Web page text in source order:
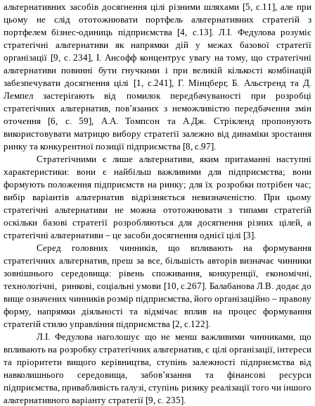
альтернативних засобів досягнення цілі різними шляхами [5, с.11], але при
цьому не слід ототожнювати портфель альтернативних стратегій з
портфелем бізнес-одиниць підприємства [4, с.13]. Л.І. Федулова розуміє
стратегічні альтернативи як напрямки дій у межах базової стратегії
організації [9, с. 234], І. Ансофф концентрує увагу на тому, що стратегічні
альтернативи повинні бути гнучкими і при великій кількості комбінацій
забезпечувати досягнення цілі [1, с.241], Г. Мінцберг, Б. Альстренд та Д.
Лемпел застерігають від помилок передбачуваності при розробці
стратегічних альтернатив, пов’язаних з неможливістю передбачення змін
оточення [6, с. 59], А.А. Томпсон та А.Дж. Стрікленд пропонують
використовувати матрицю вибору стратегії залежно від динаміки зростання
ринку та конкурентної позиції підприємства [8, с.97].
Стратегічними є лише альтернативи, яким притаманні наступні
характеристики: вони є найбільш важливими для підприємства; вони
формують положення підприємств на ринку; для їх розробки потрібен час;
вибір варіантів альтернатив відрізняється невизначеністю. При цьому
стратегічні альтернативи не можна ототожнювати з типами стратегій
оскільки базові стратегії розробляються для досягнення різних цілей, а
стратегічні альтернативи – це засоби досягнення однієї цілі [3].
Серед головних чинників, що впливають на формування
стратегічних альтернатив, преш за все, більшість авторів визначає чинники
зовнішнього середовища: рівень споживання, конкуренції, економічні,
технологічні, ринкові, соціальні умови [10, с.267]. Балабанова Л.В. додає до
вище означених чинників розмір підприємства, його організаційно – правову
форму, напрямки діяльності та відмічає вплив на процес формування
стратегій стилю управління підприємства [2, с.122].
Л.І. Федулова наголошує що не менш важливими чинниками, що
впливають на розробку стратегічних альтернатив, є цілі організації, інтереси
та пріоритети вищого керівництва, ступінь залежності підприємства від
навколишнього середовища, забов’язання та фінансові ресурси
підприємства, привабливість галузі, ступінь ризику реалізації того чи іншого
альтернативного варіанту стратегії [9, с. 235].